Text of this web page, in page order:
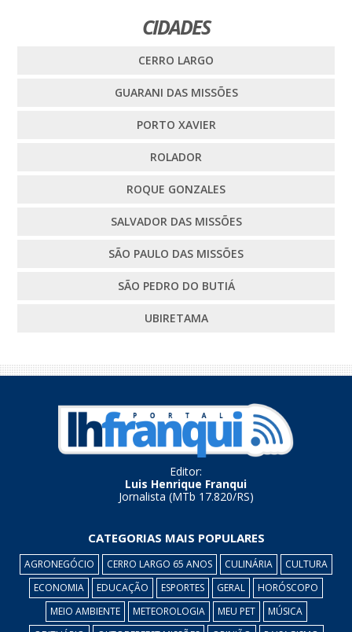
CIDADES
CERRO LARGO
GUARANI DAS MISSÕES
PORTO XAVIER
ROLADOR
ROQUE GONZALES
SALVADOR DAS MISSÕES
SÃO PAULO DAS MISSÕES
SÃO PEDRO DO BUTIÁ
UBIRETAMA
Editor:
Luis Henrique Franqui
Jornalista (MTb 17.820/RS)
CATEGORIAS MAIS POPULARES
AGRONEGÓCIO CERRO LARGO 65 ANOS CULINÁRIA
CULTURA
ECONOMIA
EDUCAÇÃO ESPORTES GERAL
HORÓSCOPO
MEIO AMBIENTE
METEOROLOGIA MEU PET
MÚSICA